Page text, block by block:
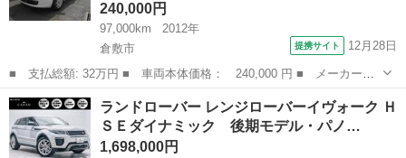
240,000円
97,000km
2012年
倉敷市
提携サイト 12月28日
■ 支払総額: 32万円 ■ 車両本体価格： 240,000 円 ■ メーカー
名： フィアット ■ 車種名： ５００Ｃ ■ グレード名： １．
２ ポップ ■ 排気量： 1200cc ■ ドア枚数： 3D ■ ミッショ
ン： ...
岡山 倉敷市 その他
ランドローバー レンジローバーイヴォーク Ｈ
ＳＥダイナミック 後期モデル・パノ…
1,698,000円